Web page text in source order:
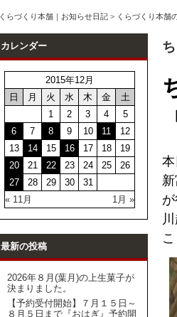
くらづくり本舗｜お知らせ日記 > くらづくり本舗
カレンダー
2015年12月
日
月 火 水 木 金 土
« 11月 1月 »
1 2 3 4
5
6
7 8 9 10 11
12
13
14 15 16 17 18
19
20
21 22 23 24 25
26
27
28 29 30 31
最新の投稿
2026年８月(葉月)の上生菓子が
決まりました。
【予約受付開始】７月１５日～
８月５日まで『おはぎ』予約開
本